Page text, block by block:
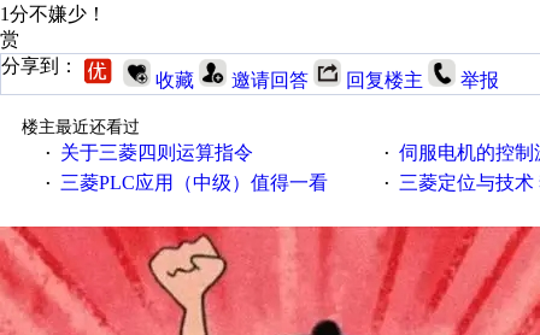
1分不嫌少！
赏
分享到：
收藏 邀请回答 回复楼主 举报
楼主最近还看过
·
关于三菱四则运算指令 · 伺服电机的控制
· 三菱PLC应用（中级）值得一看 · 三菱定位与技术